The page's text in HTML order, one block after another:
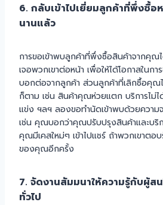
6. กลับเข้าไปเยี่ยมลูกค้าที่พึ่งซื้อ
นานแล้ว
การขอเข้าพบลูกค้าที่พึ่งซื้อสินค้าจากคุณ
เจอพวกเขาต่อหน้า เพื่อให้ได้โอกาสในกา
บอกต่อจากลูกค้า ส่วนลูกค้าที่เลิกซื้อคุณไ
ก็ตาม เช่น สินค้าคุณห่วยแตก บริการไม่ไ
แข่ง ฯลฯ ลองขอทำนัดเข้าพบด้วยความ
เช่น คุณบอกว่าคุณปรับปรุงสินค้าและบริ
คุณมีเคสใหม่ๆ เข้าไปแชร์ ถ้าพวกเขาตอ
ของคุณอีกครั้ง
7. จัดงานสัมมนาให้ความรู้กับผู้ส
ทั่วไป